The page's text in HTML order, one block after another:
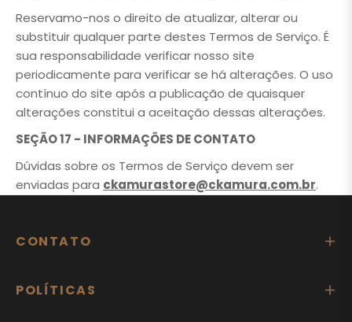
Reservamo-nos o direito de atualizar, alterar ou
substituir qualquer parte destes Termos de Serviço. É
sua responsabilidade verificar nosso site
periodicamente para verificar se há alterações. O uso
contínuo do site após a publicação de quaisquer
alterações constitui a aceitação dessas alterações.
SEÇÃO 17 - INFORMAÇÕES DE CONTATO
Dúvidas sobre os Termos de Serviço devem ser
enviadas para ckamurastore@ckamura.com.br.
CONTATO
POLÍTICAS